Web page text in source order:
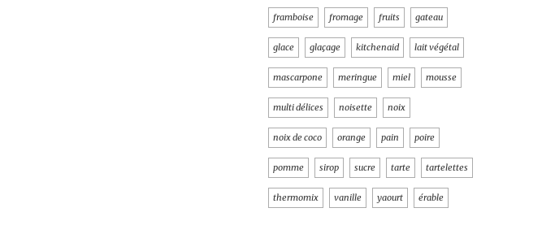
framboise fromage fruits gateau
glace glaçage kitchenaid lait végétal
mascarpone meringue miel mousse
multi délices noisette noix
noix de coco orange pain poire
pomme sirop sucre tarte tartelettes
thermomix vanille yaourt érable